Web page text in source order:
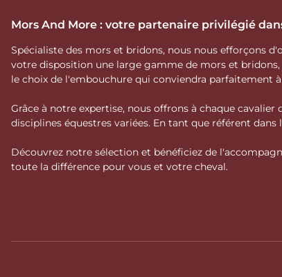
Mors And More : votre partenaire privilégié
Spécialiste des mors et bridons, nous nous efforçons
votre disposition une large gamme de mors et
le choix de l'embouchure qui conviendra parfaitement
Grâce à notre expertise, nous offrons à chaque
disciplines équestres variées. En tant que référent
Découvrez notre sélection et bénéficiez de
toute la différence pour vous et votre cheval.